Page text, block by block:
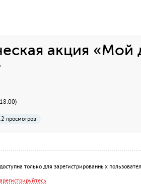
акция «Мой
просмотров
только для зарегистрированных